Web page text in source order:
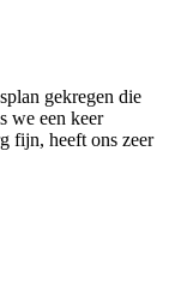
gekregen die
we een keer
fijn, heeft ons zeer